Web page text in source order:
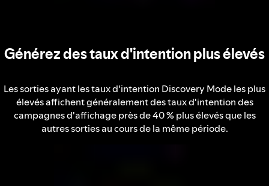
Générez des taux d'intention plus élevés
Les sorties ayant les taux d'intention Discovery Mode les plus
élevés affichent généralement des taux d'intention des
campagnes d'affichage près de 40 % plus élevés que les
autres sorties au cours de la même période.